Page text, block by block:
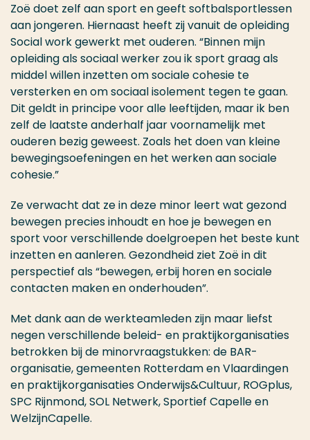
Zoë doet zelf aan sport en geeft softbalsportlessen
aan jongeren. Hiernaast heeft zij vanuit de opleiding
Social work gewerkt met ouderen. “Binnen mijn
opleiding als sociaal werker zou ik sport graag als
middel willen inzetten om sociale cohesie te
versterken en om sociaal isolement tegen te gaan.
Dit geldt in principe voor alle leeftijden, maar ik ben
zelf de laatste anderhalf jaar voornamelijk met
ouderen bezig geweest. Zoals het doen van kleine
bewegingsoefeningen en het werken aan sociale
cohesie.”
Ze verwacht dat ze in deze minor leert wat gezond
bewegen precies inhoudt en hoe je bewegen en
sport voor verschillende doelgroepen het beste kunt
inzetten en aanleren. Gezondheid ziet Zoë in dit
perspectief als “bewegen, erbij horen en sociale
contacten maken en onderhouden”.
Met dank aan de werkteamleden zijn maar liefst
negen verschillende beleid- en praktijkorganisaties
betrokken bij de minorvraagstukken: de BAR-
organisatie, gemeenten Rotterdam en Vlaardingen
en praktijkorganisaties Onderwijs&Cultuur, ROGplus,
SPC Rijnmond, SOL Netwerk, Sportief Capelle en
WelzijnCapelle.